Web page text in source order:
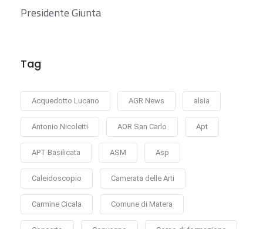
Presidente Giunta
Tag
Acquedotto Lucano AGR News alsia
Antonio Nicoletti AOR San Carlo Apt
APT Basilicata ASM Asp
Caleidoscopio Camerata delle Arti
Carmine Cicala Comune di Matera